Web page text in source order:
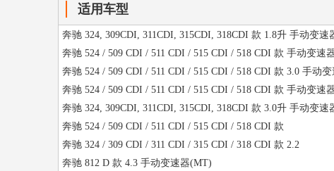
适用车型
奔驰 324, 309CDI, 311CDI, 315CDI, 318CDI 款 1.8升 手动变速
奔驰 524 / 509 CDI / 511 CDI / 515 CDI / 518 CDI 款 手动变速
奔驰 524 / 509 CDI / 511 CDI / 515 CDI / 518 CDI 款 3.0 手动
奔驰 524 / 509 CDI / 511 CDI / 515 CDI / 518 CDI 款 手动变速
奔驰 324, 309CDI, 311CDI, 315CDI, 318CDI 款 3.0升 手动变速
奔驰 524 / 509 CDI / 511 CDI / 515 CDI / 518 CDI 款
奔驰 324 / 309 CDI / 311 CDI / 315 CDI / 318 CDI 款 2.2
奔驰 812 D 款 4.3 手动变速器(MT)